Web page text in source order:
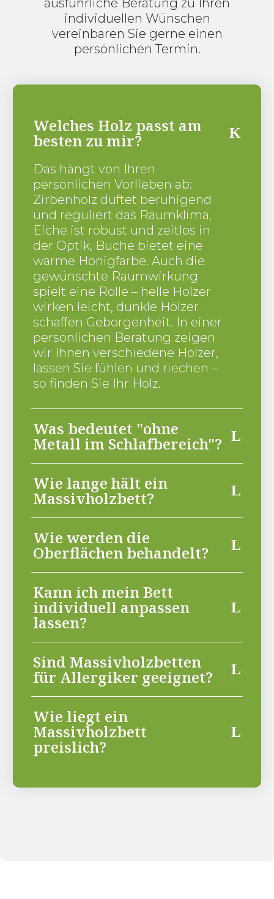
ausführliche Beratung zu Ihren
individuellen Wünschen
vereinbaren Sie gerne einen
persönlichen Termin.
Welches Holz passt am
besten zu mir?
Das hängt von Ihren
persönlichen Vorlieben ab:
Zirbenholz duftet beruhigend
und reguliert das Raumklima,
Eiche ist robust und zeitlos in
der Optik, Buche bietet eine
warme Honigfarbe. Auch die
gewünschte Raumwirkung
spielt eine Rolle – helle Hölzer
wirken leicht, dunkle Hölzer
schaffen Geborgenheit. In einer
persönlichen Beratung zeigen
wir Ihnen verschiedene Hölzer,
lassen Sie fühlen und riechen –
so finden Sie Ihr Holz.
Was bedeutet "ohne
Metall im Schlafbereich"?
Wie lange hält ein
Massivholzbett?
Wie werden die
Oberflächen behandelt?
Kann ich mein Bett
individuell anpassen
lassen?
Sind Massivholzbetten
für Allergiker geeignet?
Wie liegt ein
Massivholzbett
preislich?